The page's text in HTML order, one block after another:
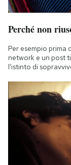
Perché non
Per esempio prima
network e un post
l'istinto di